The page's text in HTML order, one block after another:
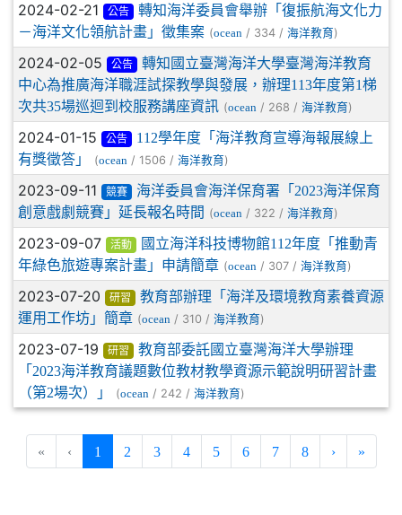
2024-02-21 公告
轉知海洋委員會舉辦「復振航海文化力
－海洋文化領航計畫」徵集案 (ocean / 334 / 海洋教育)
2024-02-05 公告
轉知國立臺灣海洋大學臺灣海洋教育
中心為推廣海洋職涯試探教學與發展，辦理113年度第1梯
次共35場巡迴到校服務講座資訊 (ocean / 268 / 海洋教育)
2024-01-15 公告
112學年度「海洋教育宣導海報展線上
有獎徵答」
(ocean / 1506 / 海洋教育)
2023-09-11 競賽
海洋委員會海洋保育署「2023海洋保育
創意戲劇競賽」延長報名時間 (ocean / 322 / 海洋教育)
2023-09-07 活動
國立海洋科技博物館112年度「推動青
年綠色旅遊專案計畫」申請簡章 (ocean / 307 / 海洋教育)
2023-07-20 研習
教育部辦理「海洋及環境教育素養資源
運用工作坊」簡章 (ocean / 310 / 海洋教育)
2023-07-19 研習
教育部委託國立臺灣海洋大學辦理
「2023海洋教育議題數位教材教學資源示範說明研習計畫
（第2場次）」
(ocean / 242 / 海洋教育)
« ‹ 1 (current)
2 3 4 5 6 7 8 › »